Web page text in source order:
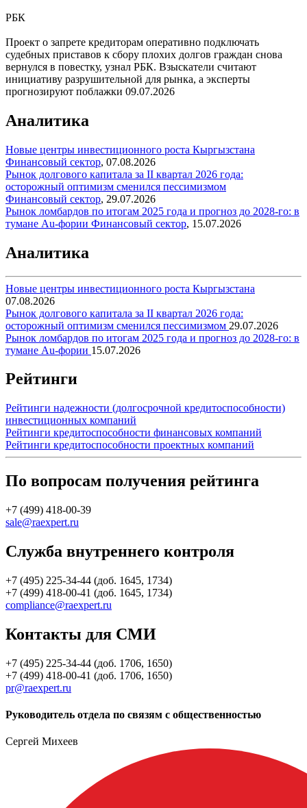
РБК
Проект о запрете кредиторам оперативно подключать
судебных приставов к сбору плохих долгов граждан снова
вернулся в повестку, узнал РБК. Взыскатели считают
инициативу разрушительной для рынка, а эксперты
прогнозируют поблажки 09.07.2026
Аналитика
Новые центры инвестиционного роста Кыргызстана
Финансовый сектор, 07.08.2026
Рынок долгового капитала за II квартал 2026 года:
осторожный оптимизм сменился пессимизмом
Финансовый сектор, 29.07.2026
Рынок ломбардов по итогам 2025 года и прогноз до 2028-го: в
тумане Au-фории Финансовый сектор, 15.07.2026
Аналитика
Новые центры инвестиционного роста Кыргызстана
07.08.2026
Рынок долгового капитала за II квартал 2026 года:
осторожный оптимизм сменился пессимизмом 29.07.2026
Рынок ломбардов по итогам 2025 года и прогноз до 2028-го: в
тумане Au-фории 15.07.2026
Рейтинги
Рейтинги надежности (долгосрочной кредитоспособности)
инвестиционных компаний
Рейтинги кредитоспособности финансовых компаний
Рейтинги кредитоспособности проектных компаний
По вопросам получения рейтинга
+7 (499) 418-00-39
sale@raexpert.ru
Служба внутреннего контроля
+7 (495) 225-34-44 (доб. 1645, 1734)
+7 (499) 418-00-41 (доб. 1645, 1734)
compliance@raexpert.ru
Контакты для СМИ
+7 (495) 225-34-44 (доб. 1706, 1650)
+7 (499) 418-00-41 (доб. 1706, 1650)
pr@raexpert.ru
Руководитель отдела по связям с общественностью
Сергей Михеев